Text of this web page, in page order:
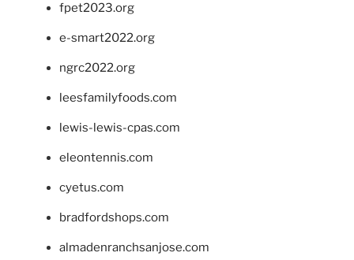
fpet2023.org
e-smart2022.org
ngrc2022.org
leesfamilyfoods.com
lewis-lewis-cpas.com
eleontennis.com
cyetus.com
bradfordshops.com
almadenranchsanjose.com